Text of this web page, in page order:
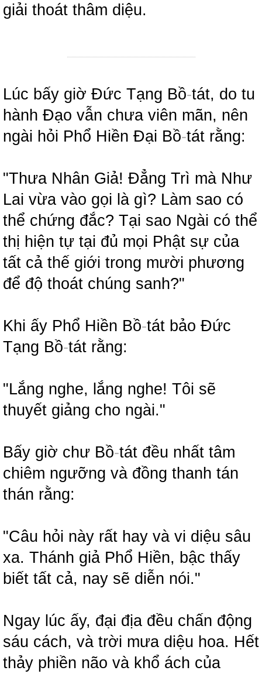
giải thoát thâm diệu.
Lúc bấy giờ Đức Tạng Bồ-tát, do tu
hành Đạo vẫn chưa viên mãn, nên
ngài hỏi Phổ Hiền Đại Bồ-tát rằng:
"Thưa Nhân Giả! Đẳng Trì mà Như
Lai vừa vào gọi là gì? Làm sao có
thể chứng đắc? Tại sao Ngài có thể
thị hiện tự tại đủ mọi Phật sự của
tất cả thế giới trong mười phương
để độ thoát chúng sanh?"
Khi ấy Phổ Hiền Bồ-tát bảo Đức
Tạng Bồ-tát rằng:
"Lắng nghe, lắng nghe! Tôi sẽ
thuyết giảng cho ngài."
Bấy giờ chư Bồ-tát đều nhất tâm
chiêm ngưỡng và đồng thanh tán
thán rằng:
"Câu hỏi này rất hay và vi diệu sâu
xa. Thánh giả Phổ Hiền, bậc thấy
biết tất cả, nay sẽ diễn nói."
Ngay lúc ấy, đại địa đều chấn động
sáu cách, và trời mưa diệu hoa. Hết
thảy phiền não và khổ ách của